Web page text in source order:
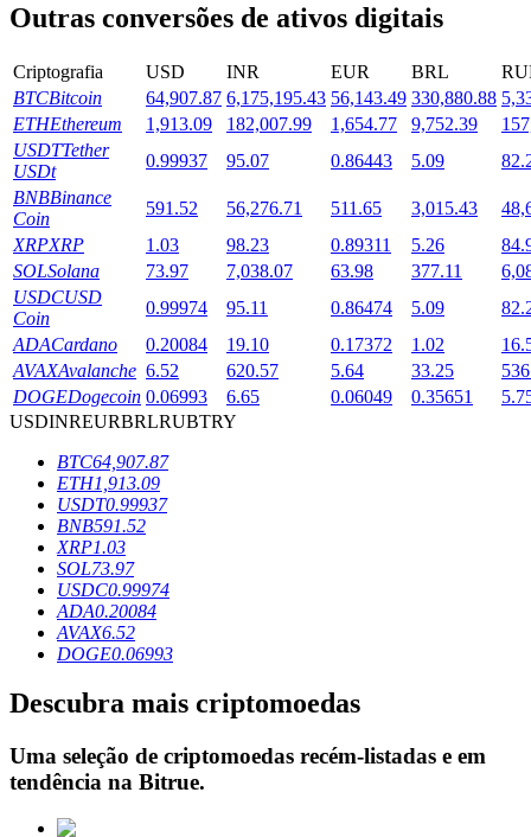
Launchpool
Staking flexível para ganhar tokens populares.
Bloqueios de BTR
Investimentos exclusivos para titulares de BTR
Empréstimos
Serviço de empréstimo apoiado por criptografia
Outras conversões de ativos digitais
Criptografia USD INR EUR BRL
BTCBitcoin 64,907.87 6,175,195.43 56,143.49 330,880.88
ETHEthereum 1,913.09 182,007.99 1,654.77 9,752.39
USDTTether
USDt
0.99937 95.07 0.86443 5.09
BNBBinance
Coin
591.52 56,276.71 511.65 3,015.43
XRPXRP 1.03 98.23 0.89311 5.26
SOLSolana 73.97 7,038.07 63.98 377.11
USDCUSD
Coin
0.99974 95.11 0.86474 5.09
ADACardano 0.20084 19.10 0.17372 1.02
AVAXAvalanche 6.52 620.57 5.64 33.25
DOGEDogecoin 0.06993 6.65 0.06049 0.35651
USDINREURBRLRUBTRY
BTC64,907.87
ETH1,913.09
USDT0.99937
BNB591.52
XRP1.03
SOL73.97
USDC0.99974
ADA0.20084
AVAX6.52
DOGE0.06993
Descubra mais criptomoedas
Uma seleção de criptomoedas recém-listadas e em
tendência na Bitrue.